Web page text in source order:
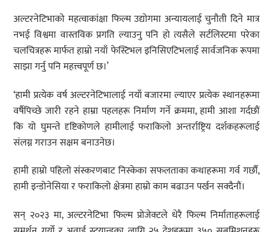
अल्टरनेटिभाको महत्वाकांक्षा फिल्म उद्योगमा अन्यायलाई चुनौती दिने मात्र
नभई विश्वमा वास्तविक प्रगति ल्याउनु पनि हो त्यसैले सर्टलिस्टमा परेका
चलचित्रहरू मार्फत हाम्रो नयाँ फेस्टिभल इनिसिएटिभलाई सार्वजनिक रूपमा
साझा गर्नु पनि महत्त्वपूर्ण छ।’
‘हामी प्रत्येक वर्ष अल्टरनेटिभालाई नयाँ बजारमा ल्याएर प्रत्येक स्थानहरूमा
वर्षैपिच्छे जारी रहने हाम्रा पहलहरू निर्माण गर्ने क्रममा, हामी आशा गर्दछौं
कि यो घुमन्ते दृष्टिकोणले हामीलाई फराकिलो अन्तर्राष्ट्रिय दर्शकहरूलाई
संलग्न गराउन सक्षम बनाउनेछ।
हामी हाम्रो पहिलो संस्करणबाट निस्केका सफलताका कथाहरूमा गर्व गर्छौं,
हामी इन्डोनेसिया र फराकिलो क्षेत्रमा हाम्रो काम बढाउन पर्खन सक्दैनौं।
सन् २०२३ मा, अल्टरनेटिभा फिल्म प्रोजेक्टले धेरै फिल्म निर्माताहरूलाई